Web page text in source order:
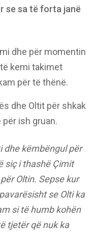
se sa të forta janë
dhe për momentin
kemi takimet
për të thënë.
dhe Oltit për shkak
ish gruan.
dhe këmbëngul për
siç i thashë Çimit
Oltin. Sepse kur
se Olti ka
si të humb kohën
tjetër që nuk ka